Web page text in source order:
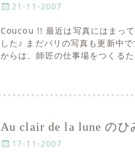
P
s
t
e
n
21-11-2007
Coucou !! 最近は写真にはまっ
した♪ まだパリの写真も更新中
からは、師匠の仕事場をつくる
Au clair de la lune のひ
P 17-11-2007